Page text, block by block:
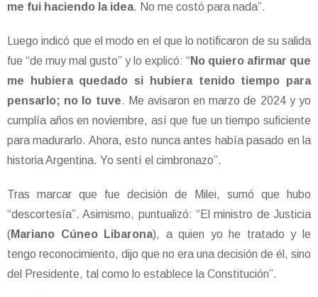
me fui haciendo la idea. No me costó para nada”.
Luego indicó que el modo en el que lo notificaron de su salida
fue “de muy mal gusto” y lo explicó: “ No quiero afirmar que
me hubiera quedado si hubiera tenido tiempo para
pensarlo; no lo tuve. Me avisaron en marzo de 2024 y yo
cumplía años en noviembre, así que fue un tiempo suficiente
para madurarlo. Ahora, esto nunca antes había pasado en la
historia Argentina. Yo sentí el cimbronazo”.
Tras marcar que fue decisión de Milei, sumó que hubo
“descortesía”. Asimismo, puntualizó: “El ministro de Justicia
(Mariano Cúneo Libarona), a quien yo he tratado y le
tengo reconocimiento, dijo que no era una decisión de él, sino
del Presidente, tal como lo establece la Constitución”.